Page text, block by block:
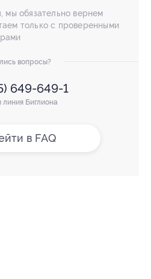
мы обязательно вернем
только с проверенными
вопросы?
649-649-1
линия Биглиона
в FAQ